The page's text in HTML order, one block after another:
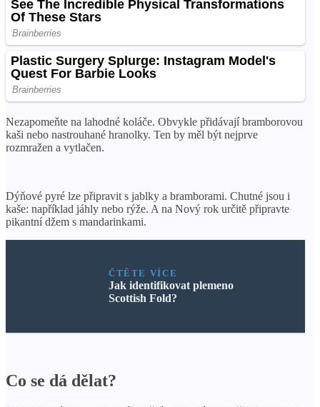
Nezapomeňte na lahodné koláče. Obvykle přidávají bramborovou
kaši nebo nastrouhané hranolky. Ten by měl být nejprve
rozmražen a vytlačen.
Dýňové pyré lze připravit s jablky a bramborami. Chutné jsou i
kaše: například jáhly nebo rýže. A na Nový rok určitě připravte
pikantní džem s mandarinkami.
ČTĚTE VÍCE
Jak identifikovat plemeno
Scottish Fold?
Co se dá dělat?